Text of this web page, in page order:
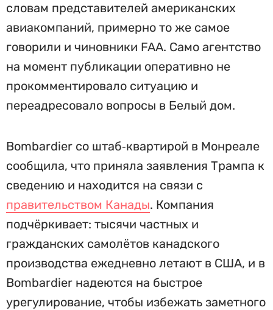
словам представителей американских
авиакомпаний, примерно то же самое
говорили и чиновники FAA. Само агентство
на момент публикации оперативно не
прокомментировало ситуацию и
переадресовало вопросы в Белый дом.
Bombardier со штаб‑квартирой в Монреале
сообщила, что приняла заявления Трампа к
сведению и находится на связи с
правительством Канады. Компания
подчёркивает: тысячи частных и
гражданских самолётов канадского
производства ежедневно летают в США, и в
Bombardier надеются на быстрое
урегулирование, чтобы избежать заметного